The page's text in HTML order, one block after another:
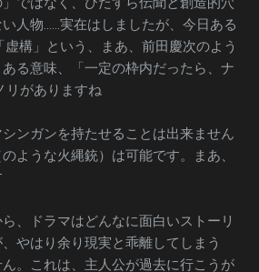
人物……実在はしましたが、今日ある
虚構」という、まあ、前田慶次のよう
る意味、「一定の枠内だったら、ナ
リがありますね
ンガンを持たせることは出来ません
ような火縄銃）は可能です。まあ、
、ドラマはどんなに面白いストーリ
やはり余り現実と乖離してしまう
。これは、主人公が過去に行こうが